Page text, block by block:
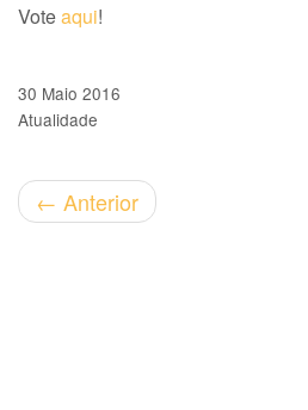
Voteaqui!
30 Maio 2016
Atualidade
← Anterior